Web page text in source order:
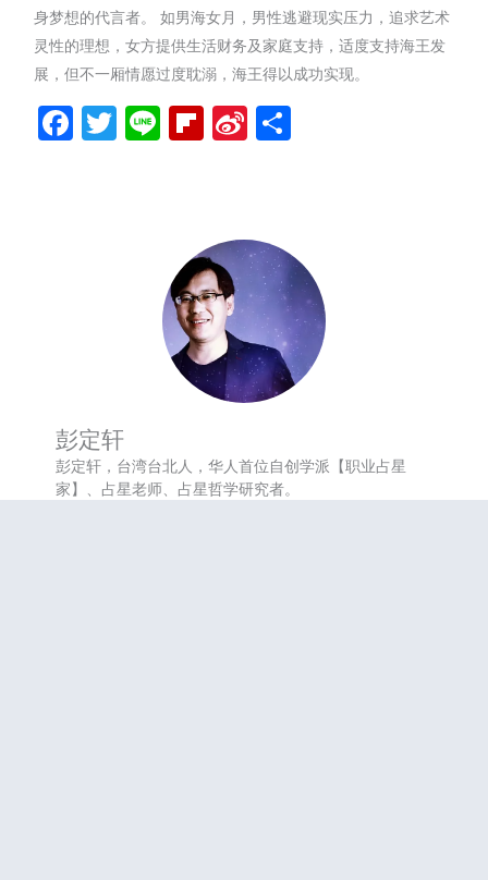
身梦想的代言者。 如男海女月，男性逃避现实压力，追求艺术
灵性的理想，女方提供生活财务及家庭支持，适度支持海王发
展，但不一厢情愿过度耽溺，海王得以成功实现。
Facebook
Twitter
LineFlipboard
Sina
彭定轩
彭定轩，台湾台北人，华人首位自创学派【职业占星
家】、占星老师、占星哲学研究者。